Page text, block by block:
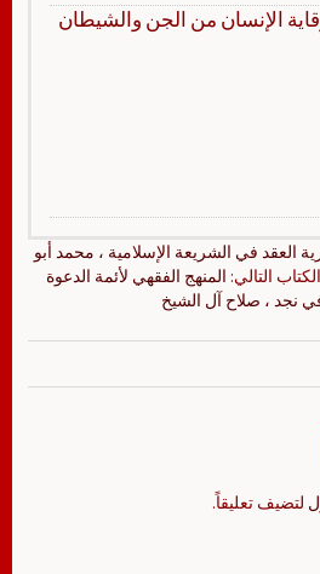
الإنسان من الجن والشيطان
العقد في الشريعة الإسلامية ، محمد أبو
التالي: المنهج الفقهي لأئمة الدعوة
نجد ، صلاح آل الشيخ
لتضيف تعليقاً.